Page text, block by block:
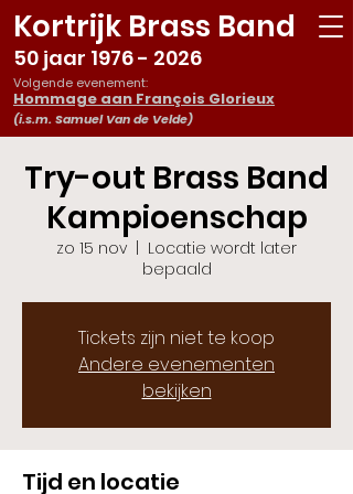
Kortrijk Brass Band
50 jaar 1976 - 2026
Hommage aan François Glorieux
(i.s.m. Samuel Van de Velde)
Volgende evenement:
Try-out Brass Band
Kampioenschap
zo 15 nov
Locatie wordt later
bepaald
Tickets zijn niet te koop
Andere evenementen
bekijken
Tijd en locatie